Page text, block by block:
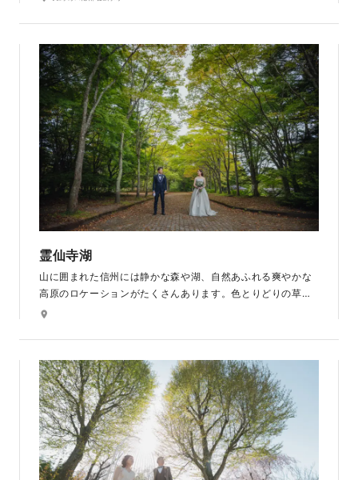
ませんか。木目調の内装で、温もりを感じる落ち着いた空間
が広る館内は、クラシカルでヨーロッパの絵本のような世界
感です。
霊仙寺湖
山に囲まれた信州には静かな森や湖、自然あふれる爽やかな
高原のロケーションがたくさんあります。色とりどりの草花
と、開放感のある空とのコントラストが綺麗な高原は、長野
ッフが季節ごとにおすすめの高原をご案内します。